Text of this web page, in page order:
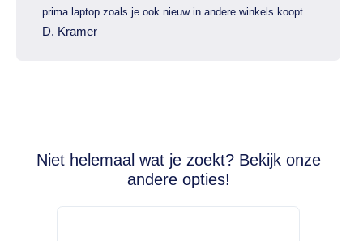
prima laptop zoals je ook nieuw in andere winkels koopt.
D. Kramer
Niet helemaal wat je zoekt? Bekijk onze
andere opties!